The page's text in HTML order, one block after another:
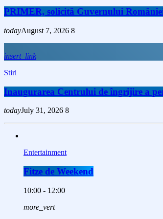
PRIMER, solicită Guvernului
todayAugust 7, 2026 8
insert_link
Stiri
Inaugurarea Centrului de îngrijire a
todayJuly 31, 2026 8
Entertainment
Fitze de Weekend
10:00 - 12:00
more_vert